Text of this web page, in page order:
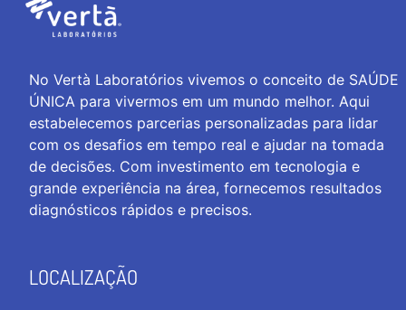
No Vertà Laboratórios vivemos o conceito de SAÚDE
ÚNICA para vivermos em um mundo melhor. Aqui
estabelecemos parcerias personalizadas para lidar
com os desafios em tempo real e ajudar na tomada
de decisões. Com investimento em tecnologia e
grande experiência na área, fornecemos resultados
diagnósticos rápidos e precisos.
LOCALIZAÇÃO